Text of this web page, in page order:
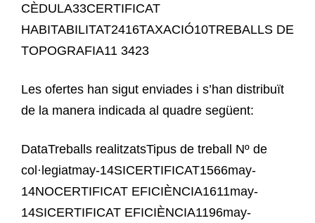
CÈDULA33CERTIFICAT
HABITABILITAT2416TAXACIÓ10TREBALLS DE
TOPOGRAFIA11 3423
Les ofertes han sigut enviades i s’han distribuït
de la manera indicada al quadre següent:
DataTreballs realitzatsTipus de treball Nº de
col·legiatmay-14SICERTIFICAT1566may-
14NOCERTIFICAT EFICIÈNCIA1611may-
14SICERTIFICAT EFICIÈNCIA1196may-